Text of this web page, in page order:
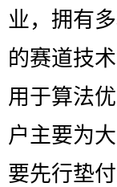
业，拥有
的赛道技
用于算法
户主要为
要先行垫